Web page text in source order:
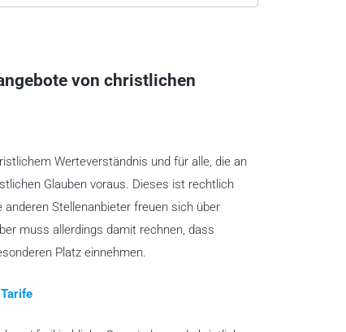
von christlichen
Werteverständnis und für alle, die an
Glauben voraus. Dieses ist rechtlich
Stellenanbieter freuen sich über
muss allerdings damit rechnen, dass
Platz einnehmen.